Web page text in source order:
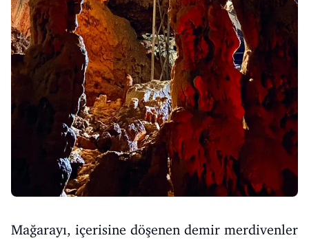
Mağarayı, içerisine döşenen demir merdivenler